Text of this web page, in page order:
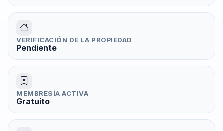
VERIFICACIÓN DE LA PROPIEDAD
Pendiente
MEMBRESÍA ACTIVA
Gratuito